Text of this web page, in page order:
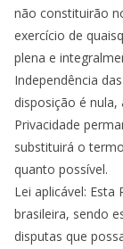
não constituirão
exercício de
plena e
Independência
disposição é
Privacidade
substituirá o
quanto possível.
Lei aplicável: Esta
brasileira, sendo
disputas que